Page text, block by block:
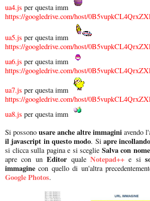
ua4.js per questa imm
https://googledrive.com/host/
ua5.js per questa imm
https://googledrive.com/host/
ua6.js per questa imm
https://googledrive.com/host/
ua7.js per questa imm
https://googledrive.com/host/
ua8.js per questa imm
Si possono usare anche altre immagini avendo
il javascript in questo modo. Siapre
si clicca sulla pagina e si sceglie Salva con
apre con unEditor qualeNotepad++ e si
immagine con quello di un'altra
Google Photos.